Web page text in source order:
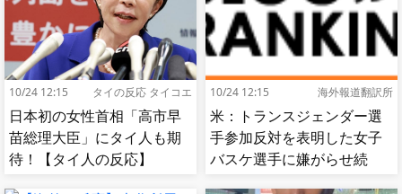
10/24 12:15 タイの反応 タイコエ
日本初の女性首相「高市早
苗総理大臣」にタイ人も期
待！【タイ人の反応】
10/24 12:15 海外報道翻訳所
米：トランスジェンダー選
手参加反対を表明した女子
バスケ選手に嫌がらせ続